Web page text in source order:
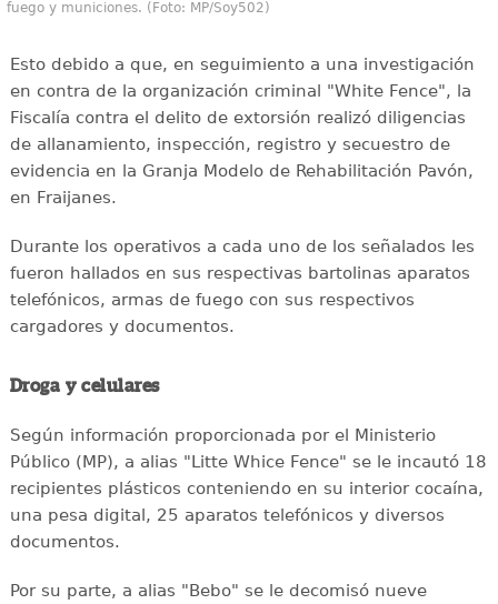
fuego y municiones. (Foto: MP/Soy502)
Esto debido a que, en seguimiento a una investigación
en contra de la organización criminal "White Fence", la
Fiscalía contra el delito de extorsión realizó diligencias
de allanamiento, inspección, registro y secuestro de
evidencia en la Granja Modelo de Rehabilitación Pavón,
en Fraijanes.
Durante los operativos a cada uno de los señalados les
fueron hallados en sus respectivas bartolinas aparatos
telefónicos, armas de fuego con sus respectivos
cargadores y documentos.
Droga y celulares
Según información proporcionada por el Ministerio
Público (MP), a alias "Litte Whice Fence" se le incautó 18
recipientes plásticos conteniendo en su interior cocaína,
una pesa digital, 25 aparatos telefónicos y diversos
documentos.
Por su parte, a alias "Bebo" se le decomisó nueve